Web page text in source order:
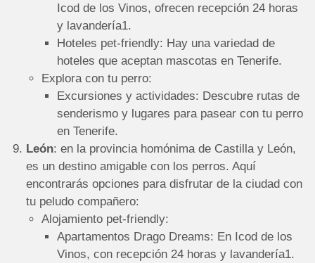
Icod de los Vinos, ofrecen recepción 24 horas
y lavandería1.
Hoteles pet-friendly: Hay una variedad de
hoteles que aceptan mascotas en Tenerife.
Explora con tu perro:
Excursiones y actividades: Descubre rutas de
senderismo y lugares para pasear con tu perro
en Tenerife.
León: en la provincia homónima de Castilla y León,
es un destino amigable con los perros. Aquí
encontrarás opciones para disfrutar de la ciudad con
tu peludo compañero:
Alojamiento pet-friendly:
Apartamentos Drago Dreams: En Icod de los
Vinos, con recepción 24 horas y lavandería1.